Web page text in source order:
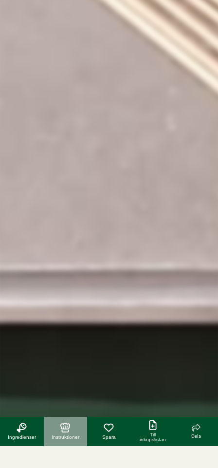
Ingredienser Instruktioner Spara
Till
inköpslistan
Dela